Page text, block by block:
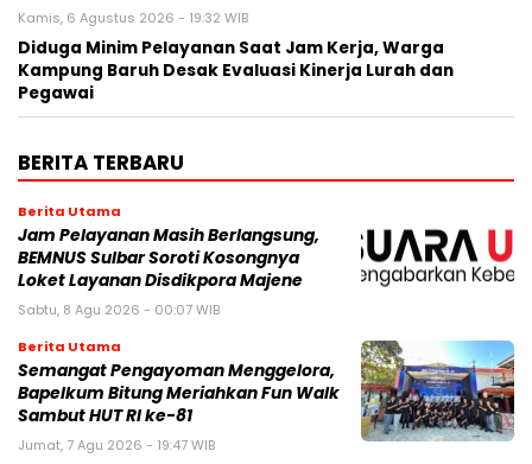
Kamis, 6 Agustus 2026 - 19:32 WIB
Diduga Minim Pelayanan Saat Jam Kerja, Warga
Kampung Baruh Desak Evaluasi Kinerja Lurah dan
Pegawai
BERITA TERBARU
Berita Utama
Jam Pelayanan Masih Berlangsung,
BEMNUS Sulbar Soroti Kosongnya
Loket Layanan Disdikpora Majene
Sabtu, 8 Agu 2026 - 00:07 WIB
Berita Utama
Semangat Pengayoman Menggelora,
Bapelkum Bitung Meriahkan Fun Walk
Sambut HUT RI ke-81
Jumat, 7 Agu 2026 - 19:47 WIB